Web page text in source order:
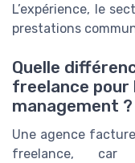
L’expérience, le
prestations
Quelle
freelance pour
management ?
Une agence
freelance,